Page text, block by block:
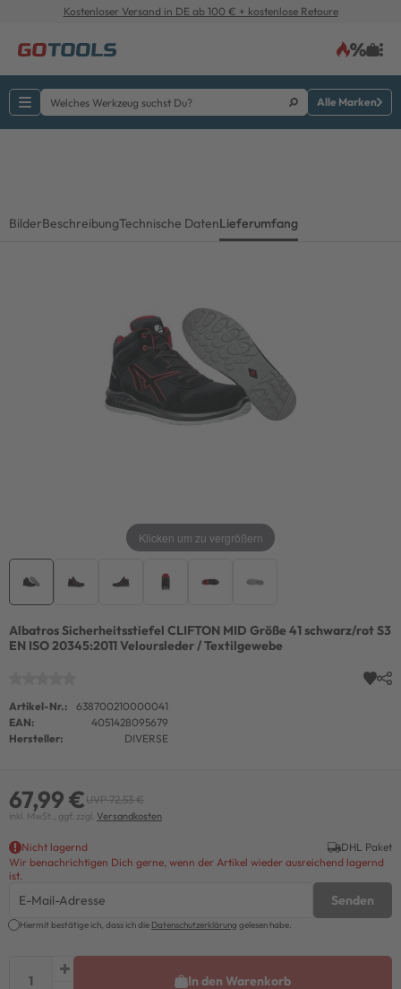
Kostenloser Versand in DE ab 100 € + kostenlose Retoure
Alle Marken
BilderBeschreibungTechnische DatenLieferumfang
Klicken um zu vergrößern
Albatros Sicherheitsstiefel CLIFTON MID Größe 41 schwarz/rot S3
EN ISO 20345:2011 Veloursleder / Textilgewebe
Artikel-Nr.:
638700210000041
EAN:
4051428095679
Hersteller:
DIVERSE
67,99 €UVP 72,53 €
inkl. MwSt., ggf. zzgl. Versandkosten
Nicht lagernd
DHL Paket
Wir benachrichtigen Dich gerne, wenn der Artikel wieder ausreichend lagernd
ist.
Senden
Hiermit bestätige ich, dass ich die Daten­schutz­erklärung gelesen habe.
In den Warenkorb